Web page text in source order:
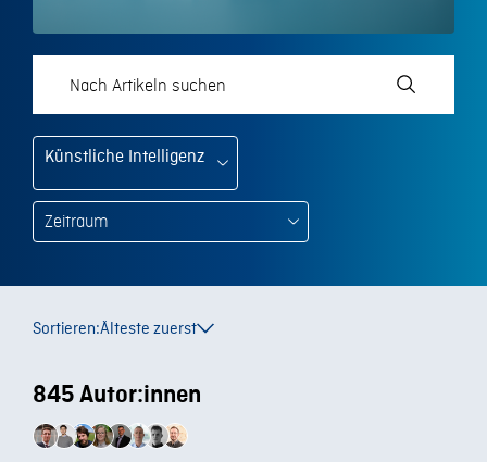
Künstliche Intelligenz
Sortieren:Älteste zuerst
845 Autor:innen